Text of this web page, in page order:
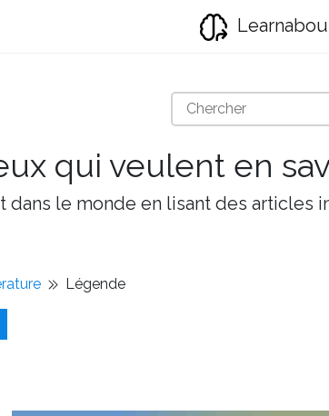
qui veulent en
le monde en lisant des articles
Légende